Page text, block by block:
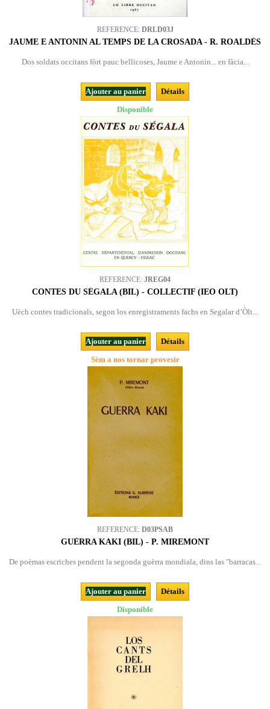
REFERENCE: DRLD03J
JAUME E ANTONIN AL TEMPS DE LA CROSADA - R. ROALDÉS
Dos soldats occitans fòrt pauc bellicoses, Jaume e Antonin... en fàcia...
Ajouter au panier
Détails
Disponible
REFERENCE: JREG04
CONTES DU SÉGALA (BIL) - COLLECTIF (IEO OLT)
Uèch contes tradicionals, segon los enregistraments fachs en Segalar d’Òlt...
Ajouter au panier
Détails
Sèm a nos tornar provesir
REFERENCE: D03PSAB
GUÈRRA KAKI (BIL) - P. MIREMONT
De poèmas escriches pendent la segonda guèrra mondiala, dins las "barracas...
Ajouter au panier
Détails
Disponible